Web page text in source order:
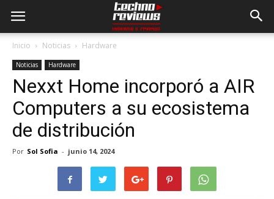
Inicio Noticias Hardware
Noticias Hardware
Nexxt Home incorporó a AIR
Computers a su ecosistema
de distribución
Por Sol Sofia - junio 14, 2024